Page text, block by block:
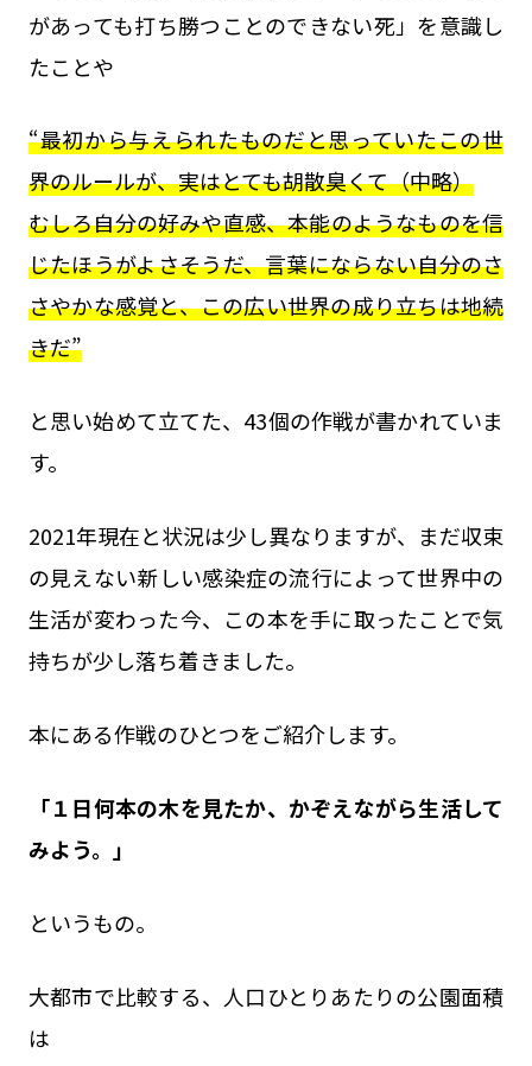
があっても打ち勝つことのできない死」を意識し
たことや
“最初から与えられたものだと思っていたこの世
界のルールが、実はとても胡散臭くて（中略）
むしろ自分の好みや直感、本能のようなものを信
じたほうがよさそうだ、言葉にならない自分のさ
さやかな感覚と、この広い世界の成り立ちは地続
きだ”
と思い始めて立てた、43個の作戦が書かれていま
す。
2021年現在と状況は少し異なりますが、まだ収束
の見えない新しい感染症の流行によって世界中の
生活が変わった今、この本を手に取ったことで気
持ちが少し落ち着きました。
本にある作戦のひとつをご紹介します。
「１日何本の木を見たか、かぞえながら生活して
みよう。」
というもの。
大都市で比較する、人口ひとりあたりの公園面積
は